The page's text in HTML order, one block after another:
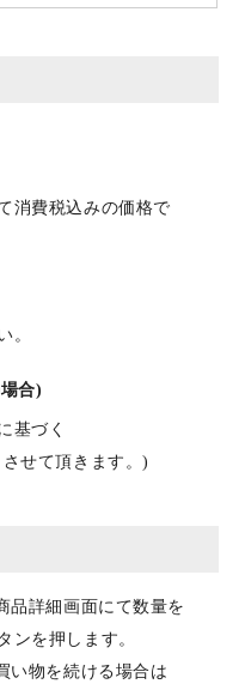
消費税込みの価格で
。
合)
基づく
せて頂きます。)
品詳細画面にて数量を
ンを押します。
い物を続ける場合は